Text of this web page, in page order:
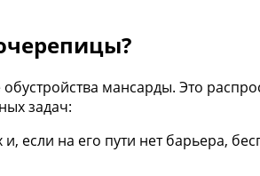
мансарды. Это
задач:
если на его пути нет барьера,